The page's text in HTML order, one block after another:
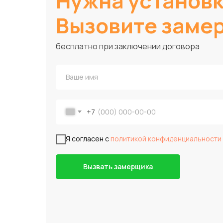
Вызовите
+7
Я согласен с политикой конфиденциальности
Вызвать замерщика
бесплатно при заключении договора